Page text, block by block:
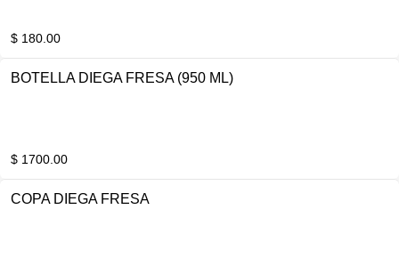
$ 180.00
BOTELLA DIEGA FRESA (950 ML)
$ 1700.00
COPA DIEGA FRESA